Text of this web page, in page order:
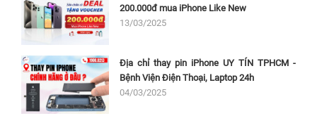
200.000đ mua iPhone Like New
13/03/2025
Địa chỉ thay pin iPhone UY TÍN TPHCM -
Bệnh Viện Điện Thoại, Laptop 24h
04/03/2025